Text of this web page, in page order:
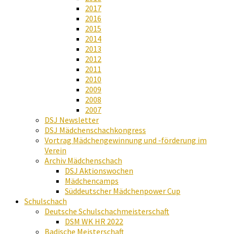
2017
2016
2015
2014
2013
2012
2011
2010
2009
2008
2007
DSJ Newsletter
DSJ Mädchenschachkongress
Vortrag Mädchengewinnung und -förderung im
Verein
Archiv Mädchenschach
DSJ Aktionswochen
Mädchencamps
Süddeutscher Mädchenpower Cup
Schulschach
Deutsche Schulschachmeisterschaft
DSM WK HR 2022
Badische Meisterschaft